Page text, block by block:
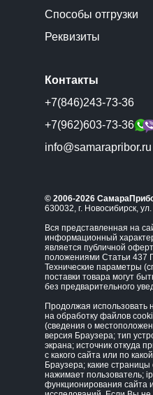
Способы отгрузки
Реквизиты
Контакты
+7(846)243-73-36
+7(962)603-73-36
info@samarapribor.ru
© 2006-2026
630032, г. Новосибирск,
Вся представленная на
информационный
является публичной
положениями Статьи 437
Технические параметры
поставки товара могут
без предварительного
Продолжая использовать
на обработку файлов
(сведения о
версия Браузера; тип
экрана; источник откуда
с какого сайта или по
Браузера; какие страницы
нажимает пользователь;
функционирования сайта